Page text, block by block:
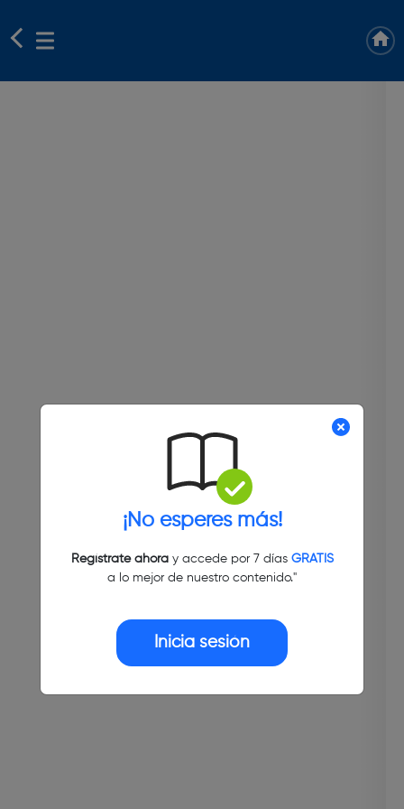
¡No esperes más!
Regístrate ahoray accede por 7 días GRATIS
a lo mejor de nuestro contenido."
Inicia sesión